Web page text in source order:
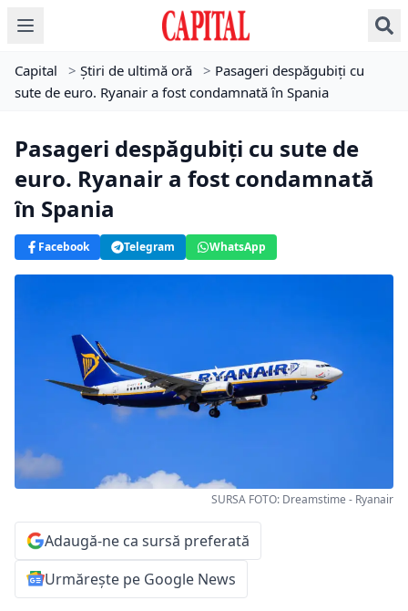
Capital > Știri de ultimă oră > Pasageri despăgubiți cu
sute de euro. Ryanair a fost condamnată în Spania
Pasageri despăgubiți cu sute de
euro. Ryanair a fost condamnată
în Spania
Facebook Telegram WhatsApp
SURSA FOTO: Dreamstime - Ryanair
Adaugă-ne ca sursă preferată
Urmărește pe Google News